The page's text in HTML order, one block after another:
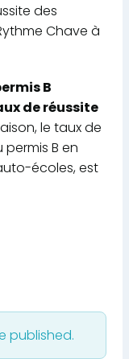
des
Chave à
B
de réussite
le taux de
B en
écoles, est
published.